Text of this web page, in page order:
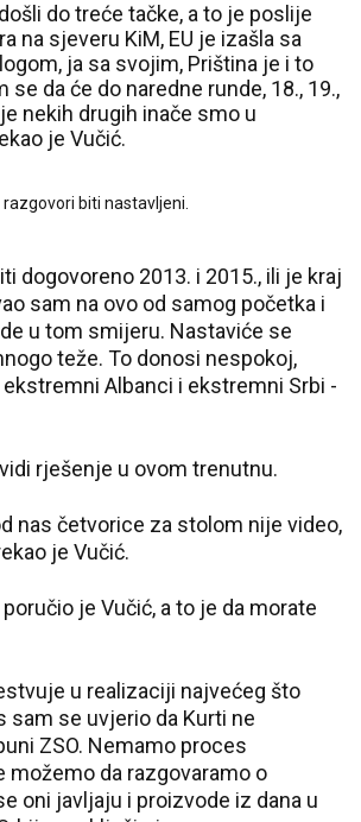
do treće tačke, a to je poslije
na sjeveru KiM, EU je izašla sa
ja sa svojim, Priština je i to
se da će do naredne runde, 18., 19.,
nekih drugih inače smo u
je Vučić.
biti nastavljeni.
dogovoreno 2013. i 2015., ili je kraj
sam na ovo od samog početka i
u tom smijeru. Nastaviće se
teže. To donosi nespokoj,
Albanci i ekstremni Srbi -
rješenje u ovom trenutnu.
nas četvorice za stolom nije video,
je Vučić.
je Vučić, a to je da morate
u realizaciji najvećeg što
sam se uvjerio da Kurti ne
ZSO. Nemamo proces
možemo da razgovaramo o
oni javljaju i proizvode iz dana u